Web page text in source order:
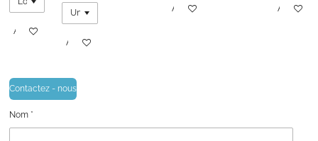
Ajouter au panier
Ajouter au panier
Ajouter au panier Ajouter
Contactez - nous
Nom *